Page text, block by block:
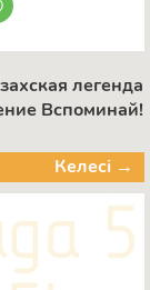
легенда
Вспоминай!
Келесі →